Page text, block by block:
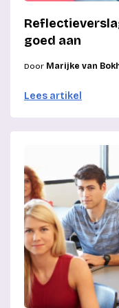
goed aan
Door Marijke van
Lees artikel